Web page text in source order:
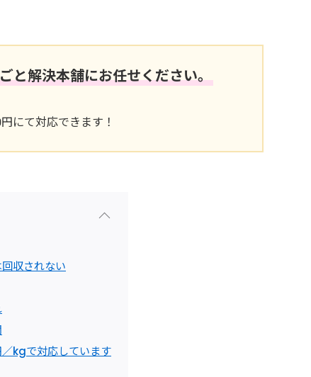
と解決本舗にお任せください。
にて対応できます！
収されない
kgで対応しています